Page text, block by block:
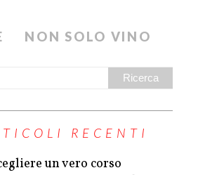
NON SOLO VINO
RECENTI
un vero corso